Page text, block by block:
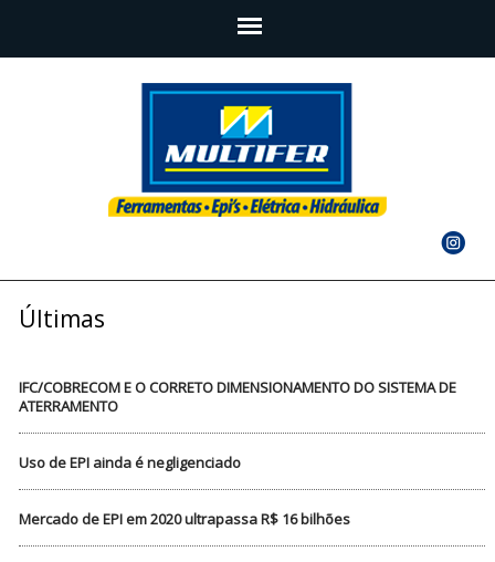
Últimas
IFC/COBRECOM E O CORRETO DIMENSIONAMENTO DO SISTEMA DE
ATERRAMENTO
Uso de EPI ainda é negligenciado
Mercado de EPI em 2020 ultrapassa R$ 16 bilhões